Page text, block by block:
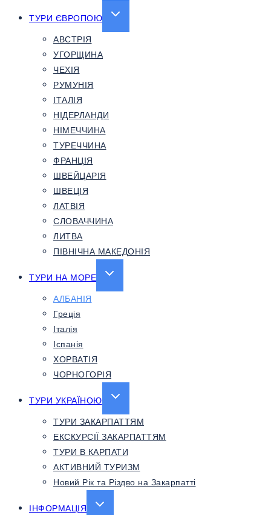
ТУРИ ЄВРОПОЮ
EXPAND
АВСТРІЯ
УГОРЩИНА
ЧЕХІЯ
РУМУНІЯ
ІТАЛІЯ
НІДЕРЛАНДИ
НІМЕЧЧИНА
ТУРЕЧЧИНА
ФРАНЦІЯ
ШВЕЙЦАРІЯ
ШВЕЦІЯ
ЛАТВІЯ
СЛОВАЧЧИНА
ЛИТВА
ПІВНІЧНА МАКЕДОНІЯ
ТУРИ НА МОРЕ
EXPAND
АЛБАНІЯ
Греція
Італія
Іспанія
ХОРВАТІЯ
ЧОРНОГОРІЯ
ТУРИ УКРАЇНОЮ
EXPAND
MENU
ТУРИ ЗАКАРПАТТЯМ
ЕКСКУРСІЇ ЗАКАРПАТТЯМ
ТУРИ В КАРПАТИ
АКТИВНИЙ ТУРИЗМ
Новий Рік та Різдво на Закарпатті
ІНФОРМАЦІЯ
EXPAND